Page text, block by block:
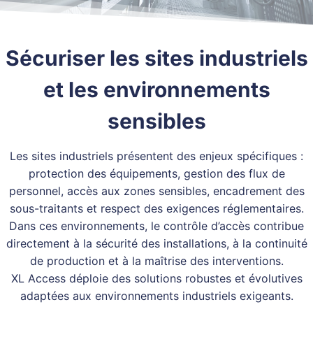
Sécuriser les sites industriels
et les environnements
sensibles
Les sites industriels présentent des enjeux spécifiques :
protection des équipements, gestion des flux de
personnel, accès aux zones sensibles, encadrement des
sous-traitants et respect des exigences réglementaires.
Dans ces environnements, le contrôle d’accès contribue
directement à la sécurité des installations, à la continuité
de production et à la maîtrise des interventions.
XL Access déploie des solutions robustes et évolutives
adaptées aux environnements industriels exigeants.